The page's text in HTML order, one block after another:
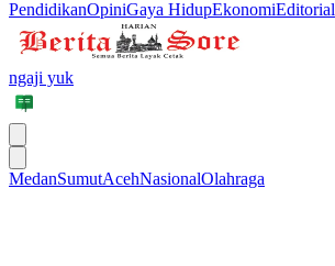
PendidikanOpiniGaya HidupEkonomiEditorial
ngaji yuk
MedanSumutAcehNasionalOlahraga